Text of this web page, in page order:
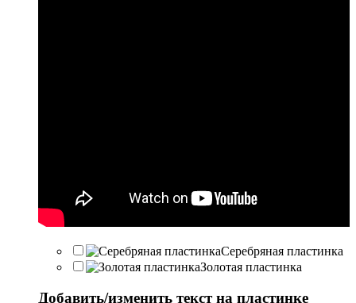
Серебряная пластинка
Золотая пластинка
Добавить/изменить текст на пластинке